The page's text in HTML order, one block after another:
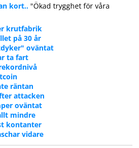
kort.. "Ökad trygghet för våra
krutfabrik
på 30 år
oväntat
ta fart
räntan
attacken
oväntat
mindre
kontanter
vidare